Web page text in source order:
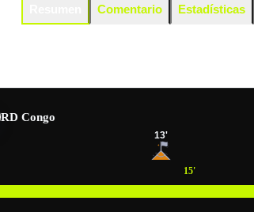
Comentario Estadísticas
RD Congo
15'
13'